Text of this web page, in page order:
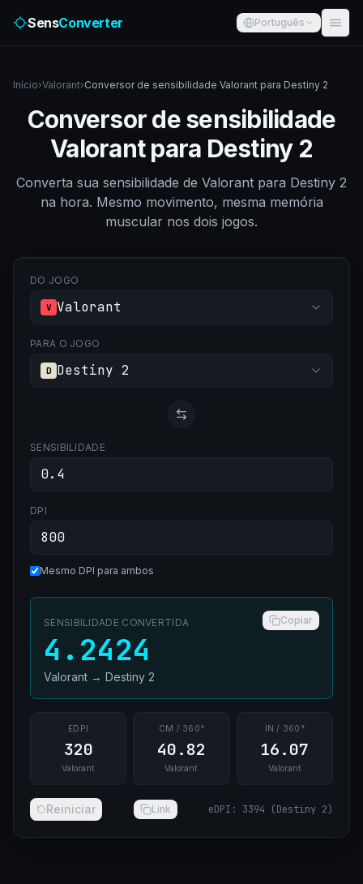
SensConverter Português
Início›Valorant›Conversor de sensibilidade Valorant para Destiny 2
Conversor de sensibilidade
Valorant para Destiny 2
Converta sua sensibilidade de Valorant para Destiny 2
na hora. Mesmo movimento, mesma memória
muscular nos dois jogos.
DO JOGO
V Valorant
PARA O JOGO
D Destiny 2
SENSIBILIDADE
DPI
Mesmo DPI para ambos
SENSIBILIDADE CONVERTIDA Copiar
4.2424
Valorant → Destiny 2
EDPI
320
Valorant
CM / 360°
40.82
Valorant
IN / 360°
16.07
Valorant
Reiniciar Link eDPI : 3394 (Destiny 2)